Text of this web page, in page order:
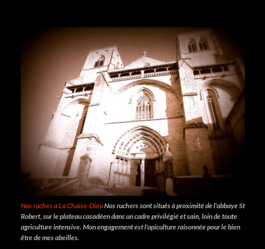
Nos ruches à La Chaise-DieuNos ruchers sont situés à proximité de l'abbaye St
Robert, sur le plateau casadéen dans un cadre privilégié et sain, loin de toute
agriculture intensive. Mon engagement est l'apiculture raisonnée pour le bien
être de mes abeilles.